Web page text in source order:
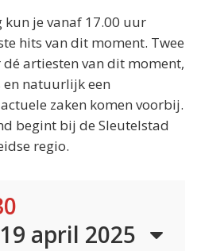
je vanaf 17.00 uur
hits van dit moment. Twee
artiesten van dit moment,
en natuurlijk een
zaken komen voorbij.
begint bij de Sleutelstad
regio.
19 april 2025